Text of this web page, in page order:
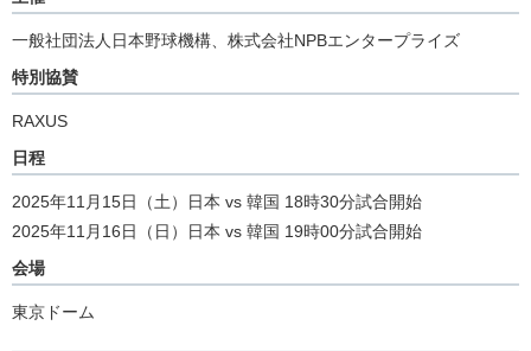
一般社団法人日本野球機構、株式会社NPBエンタープライズ
特別協賛
RAXUS
日程
2025年11月15日（土）日本 vs 韓国 18時30分試合開始
2025年11月16日（日）日本 vs 韓国 19時00分試合開始
会場
東京ドーム